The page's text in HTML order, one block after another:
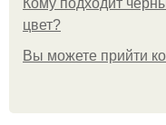
Кому подходит
цвет?
Вы можете прийти